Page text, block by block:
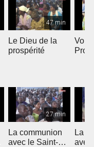
47 min
Le Dieu de la
prospérité
27 min
La communion
avec le Saint-
La
avec